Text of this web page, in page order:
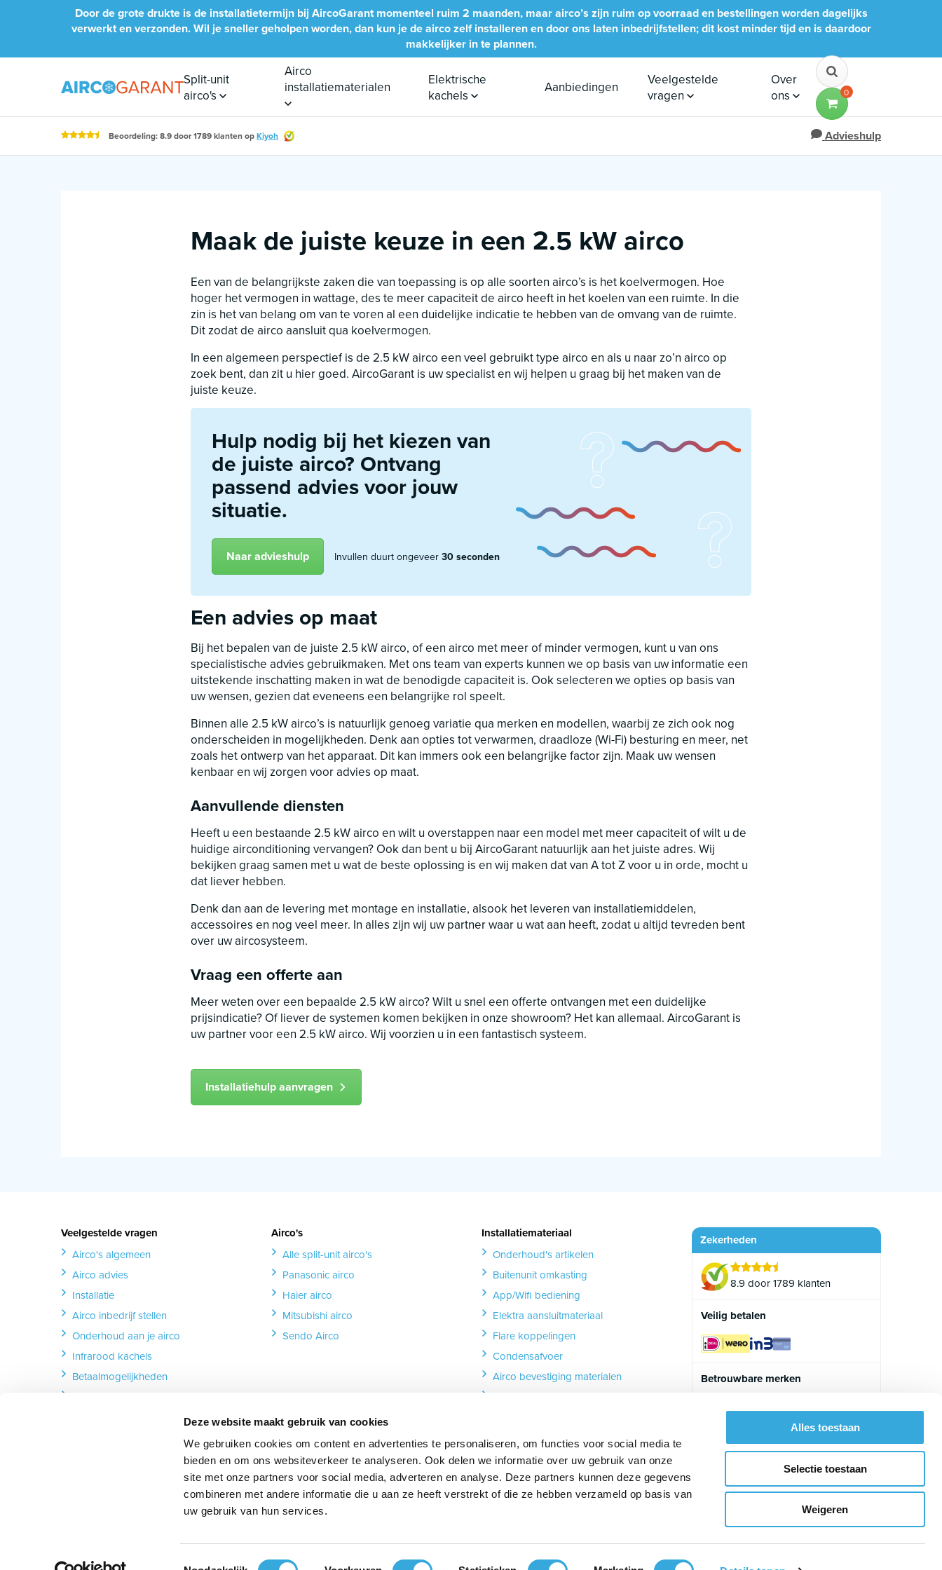
Deze website maakt gebruik van cookies
We gebruiken cookies om content en advertenties te personaliseren, om functies voor social media te
bieden en om ons websiteverkeer te analyseren. Ook delen we informatie over uw gebruik van onze
site met onze partners voor social media, adverteren en analyse. Deze partners kunnen deze gegevens
combineren met andere informatie die u aan ze heeft verstrekt of die ze hebben verzameld op basis van
uw gebruik van hun services.
Toestemmingsselectie
Alles toestaan
Selectie toestaan
Weigeren
Door de grote drukte is de installatietermijn bij AircoGarant momenteel ruim 2 maanden, maar airco’s zijn ruim op voorraad en bestellingen worden dagelijks
verwerkt en verzonden. Wil je sneller geholpen worden, dan kun je de airco zelf installeren en door ons laten inbedrijfstellen; dit kost minder tijd en is daardoor
makkelijker in te plannen.
Split-unit
airco's
Airco
installatiematerialen
Elektrische
kachels
Aanbiedingen
Veelgestelde
vragen
Over
ons
0
Beoordeling: 8.9 door 1789 klanten opKiyoh Advieshulp
Maak de juiste keuze in een 2.5 kW airco
Een van de belangrijkste zaken die van toepassing is op alle soorten airco’s is het koelvermogen. Hoe
hoger het vermogen in wattage, des te meer capaciteit de airco heeft in het koelen van een ruimte. In die
zin is het van belang om van te voren al een duidelijke indicatie te hebben van de omvang van de ruimte.
Dit zodat de airco aansluit qua koelvermogen.
In een algemeen perspectief is de 2.5 kW airco een veel gebruikt type airco en als u naar zo’n airco op
zoek bent, dan zit u hier goed. AircoGarant is uw specialist en wij helpen u graag bij het maken van de
juiste keuze.
Hulp nodig bij het kiezen van
de juiste airco? Ontvang
passend advies voor jouw
situatie.
Naar advieshulp Invullen duurt ongeveer 30 seconden
Een advies op maat
Bij het bepalen van de juiste 2.5 kW airco, of een airco met meer of minder vermogen, kunt u van ons
specialistische advies gebruikmaken. Met ons team van experts kunnen we op basis van uw informatie een
uitstekende inschatting maken in wat de benodigde capaciteit is. Ook selecteren we opties op basis van
uw wensen, gezien dat eveneens een belangrijke rol speelt.
Binnen alle 2.5 kW airco’s is natuurlijk genoeg variatie qua merken en modellen, waarbij ze zich ook nog
onderscheiden in mogelijkheden. Denk aan opties tot verwarmen, draadloze (Wi-Fi) besturing en meer, net
zoals het ontwerp van het apparaat. Dit kan immers ook een belangrijke factor zijn. Maak uw wensen
kenbaar en wij zorgen voor advies op maat.
Aanvullende diensten
Heeft u een bestaande 2.5 kW airco en wilt u overstappen naar een model met meer capaciteit of wilt u de
huidige airconditioning vervangen? Ook dan bent u bij AircoGarant natuurlijk aan het juiste adres. Wij
bekijken graag samen met u wat de beste oplossing is en wij maken dat van A tot Z voor u in orde, mocht u
dat liever hebben.
Denk dan aan de levering met montage en installatie, alsook het leveren van installatiemiddelen,
accessoires en nog veel meer. In alles zijn wij uw partner waar u wat aan heeft, zodat u altijd tevreden bent
over uw aircosysteem.
Vraag een offerte aan
Meer weten over een bepaalde 2.5 kW airco? Wilt u snel een offerte ontvangen met een duidelijke
prijsindicatie? Of liever de systemen komen bekijken in onze showroom? Het kan allemaal. AircoGarant is
uw partner voor een 2.5 kW airco. Wij voorzien u in een fantastisch systeem.
Installatiehulp aanvragen
Veelgestelde vragen
Airco's algemeen
Airco advies
Installatie
Airco inbedrijf stellen
Onderhoud aan je airco
Infrarood kachels
Betaalmogelijkheden
Airco's
Alle split-unit airco's
Panasonic airco
Haier airco
Mitsubishi airco
Sendo Airco
Installatiemateriaal
Onderhoud's artikelen
Buitenunit omkasting
App/Wifi bediening
Elektra aansluitmateriaal
Flare koppelingen
Condensafvoer
Airco bevestiging materialen
Dakdoorvoer
Zekerheden
8.9 door 1789 klanten
Veilig betalen
Betrouwbare merken